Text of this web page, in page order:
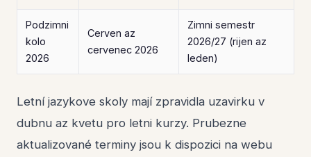
Podzimni
kolo
2026
Cerven az
cervenec 2026
Zimni semestr
2026/27 (rijen az
leden)
Letní jazykove skoly mají zpravidla uzavirku v
dubnu az kvetu pro letni kurzy. Prubezne
aktualizované terminy jsou k dispozici na webu